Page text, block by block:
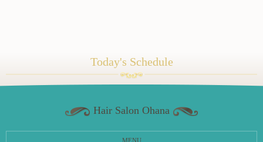
Today's Schedule
Hair Salon Ohana
MENU